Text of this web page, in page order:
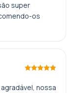
super
os
nossa